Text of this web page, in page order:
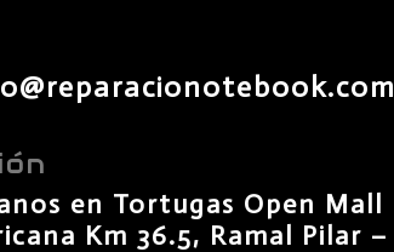
en Tortugas Open Mall
Km 36.5, Ramal Pilar –